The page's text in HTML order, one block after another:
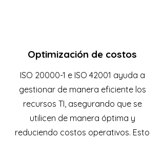
Optimización de costos
ISO 20000-1 e ISO 42001 ayuda a
gestionar de manera eficiente los
recursos TI, asegurando que se
utilicen de manera óptima y
reduciendo costos operativos. Esto